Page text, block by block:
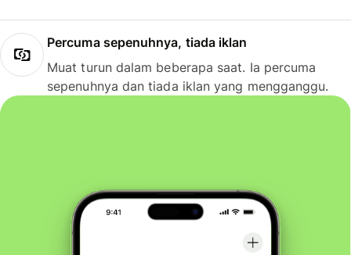
Percuma sepenuhnya, tiada iklan
Muat turun dalam beberapa saat. Ia percuma
sepenuhnya dan tiada iklan yang mengganggu.